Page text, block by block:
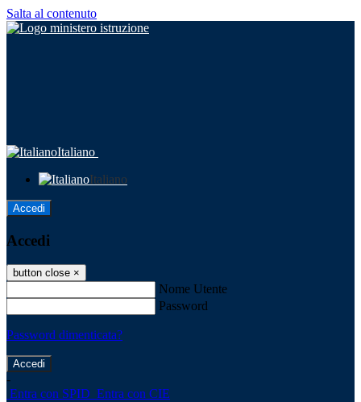
Salta al contenuto
Italiano
Italiano
Accedi
Accedi
button close ×
Nome Utente
Password
Password dimenticata?
-
Entra con SPID Entra con CIE